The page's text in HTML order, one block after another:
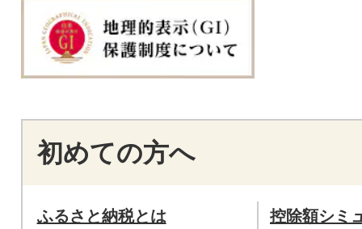
初めての方へ
ふるさと納税とは 控除額シミ